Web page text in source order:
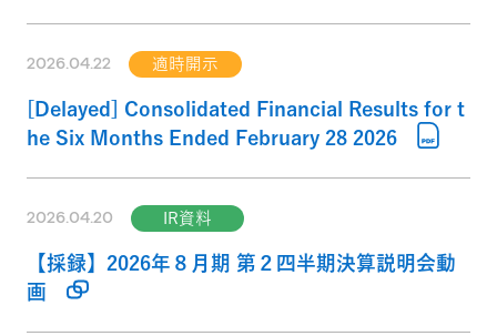
2026.04.22 適時開示
[Delayed] Consolidated Financial Results for t
he Six Months Ended February 28 2026
2026.04.20 IR資料
【採録】2026年８月期 第２四半期決算説明会動
画